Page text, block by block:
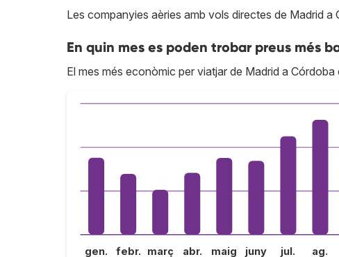
Les companyies aèries amb vols directes de Madrid a
En quin mes es poden trobar preus més
El mes més econòmic per viatjar de Madrid a Córdoba
gen. febr. març abr. maig juny jul. ag.